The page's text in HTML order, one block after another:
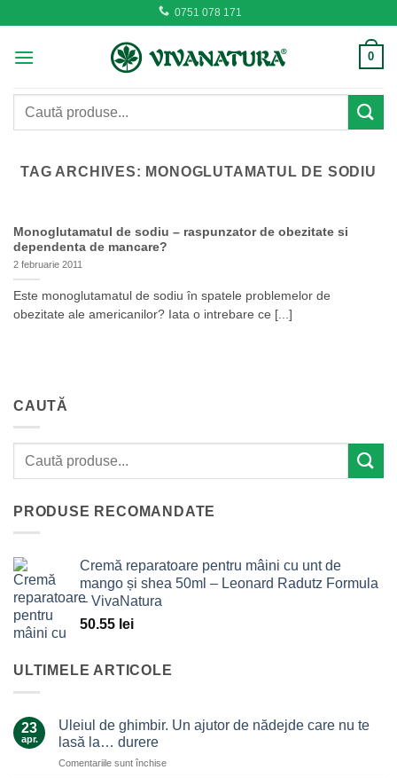
content
0751 078 171
0
Caută
TAG ARCHIVES: MONOGLUTAMATUL DE SODIU
Monoglutamatul de sodiu – raspunzator de obezitate si
dependenta de mancare?
2 februarie 2011
Este monoglutamatul de sodiu în spatele problemelor de
obezitate ale americanilor? Iata o intrebare ce [...]
CAUTĂ
PRODUSE RECOMANDATE
Cremă reparatoare pentru mâini cu unt de
mango și shea 50ml – Leonard Radutz Formula
– VivaNatura
50.55 lei
ULTIMELE ARTICOLE
23
apr.
Uleiul de ghimbir. Un ajutor de nădejde care nu te
lasă la… durere
Comentariile sunt închisepentru